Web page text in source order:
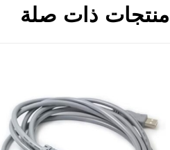
منتجات ذات صلة